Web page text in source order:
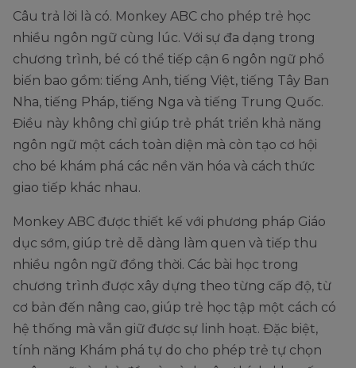
Câu trả lời là có. Monkey ABC cho phép trẻ học
nhiều ngôn ngữ cùng lúc. Với sự đa dạng trong
chương trình, bé có thể tiếp cận 6 ngôn ngữ phổ
biến bao gồm: tiếng Anh, tiếng Việt, tiếng Tây Ban
Nha, tiếng Pháp, tiếng Nga và tiếng Trung Quốc.
Điều này không chỉ giúp trẻ phát triển khả năng
ngôn ngữ một cách toàn diện mà còn tạo cơ hội
cho bé khám phá các nền văn hóa và cách thức
giao tiếp khác nhau.
Monkey ABC được thiết kế với phương pháp Giáo
dục sớm, giúp trẻ dễ dàng làm quen và tiếp thu
nhiều ngôn ngữ đồng thời. Các bài học trong
chương trình được xây dựng theo từng cấp độ, từ
cơ bản đến nâng cao, giúp trẻ học tập một cách có
hệ thống mà vẫn giữ được sự linh hoạt. Đặc biệt,
tính năng Khám phá tự do cho phép trẻ tự chọn